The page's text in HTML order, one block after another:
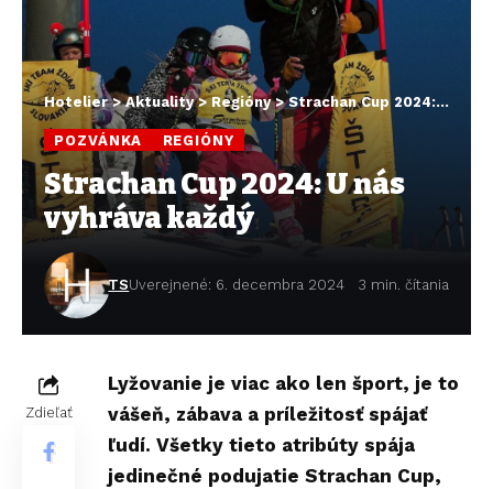
Hotelier>Aktuality>Regióny>Strachan Cup 2024: U nás vyhráva každý
POZVÁNKA REGIÓNY
Strachan Cup 2024: U nás
vyhráva každý
TSUverejnené: 6. decembra 2024 3 min. čítania
Zdieľať
Lyžovanie je viac ako len šport, je to
vášeň, zábava a príležitosť spájať
ľudí. Všetky tieto atribúty spája
jedinečné podujatie Strachan Cup,